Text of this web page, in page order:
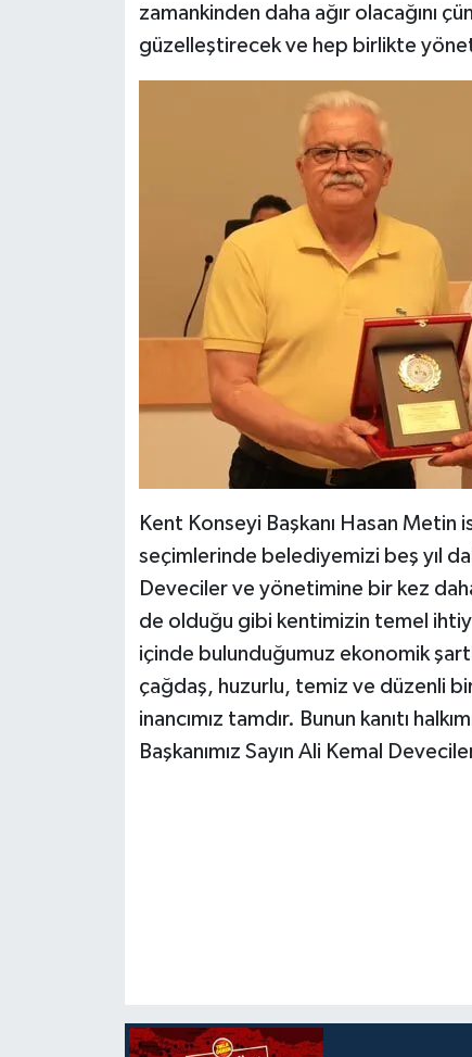
zamankinden daha ağır olacağını
güzelleştirecek ve hep birlikte
Kent Konseyi Başkanı Hasan Metin
seçimlerinde belediyemizi beş yıl
Deveciler ve yönetimine bir kez
de olduğu gibi kentimizin temel
içinde bulunduğumuz ekonomik
çağdaş, huzurlu, temiz ve düzenli
inancımız tamdır. Bunun kanıtı
Başkanımız Sayın Ali Kemal